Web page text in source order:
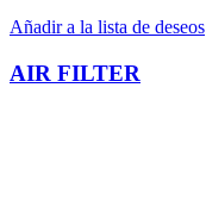
Añadir a la lista de deseos
AIR FILTER